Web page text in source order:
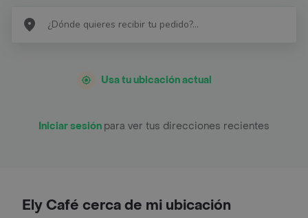
Usa tu ubicación actual
Iniciar sesión para ver tus direcciones recientes
Ely Café cerca de mi ubicación